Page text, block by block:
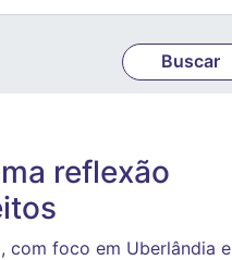
reflexão
com foco em Uberlândia e